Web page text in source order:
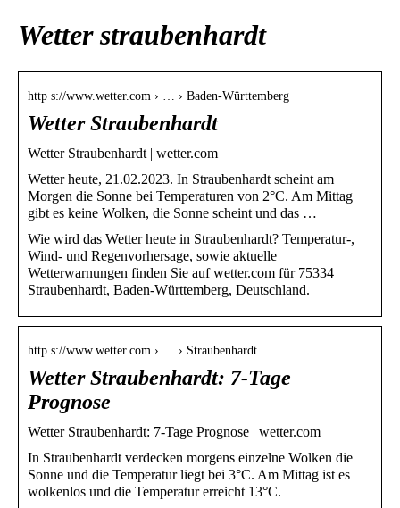
Wetter straubenhardt
http s://www.wetter.com › … › Baden-Württemberg
Wetter Straubenhardt
Wetter Straubenhardt | wetter.com
Wetter heute, 21.02.2023. In Straubenhardt scheint am
Morgen die Sonne bei Temperaturen von 2°C. Am Mittag
gibt es keine Wolken, die Sonne scheint und das …
Wie wird das Wetter heute in Straubenhardt? Temperatur-,
Wind- und Regenvorhersage, sowie aktuelle
Wetterwarnungen finden Sie auf wetter.com für 75334
Straubenhardt, Baden-Württemberg, Deutschland.
http s://www.wetter.com › … › Straubenhardt
Wetter Straubenhardt: 7-Tage
Prognose
Wetter Straubenhardt: 7-Tage Prognose | wetter.com
In Straubenhardt verdecken morgens einzelne Wolken die
Sonne und die Temperatur liegt bei 3°C. Am Mittag ist es
wolkenlos und die Temperatur erreicht 13°C.